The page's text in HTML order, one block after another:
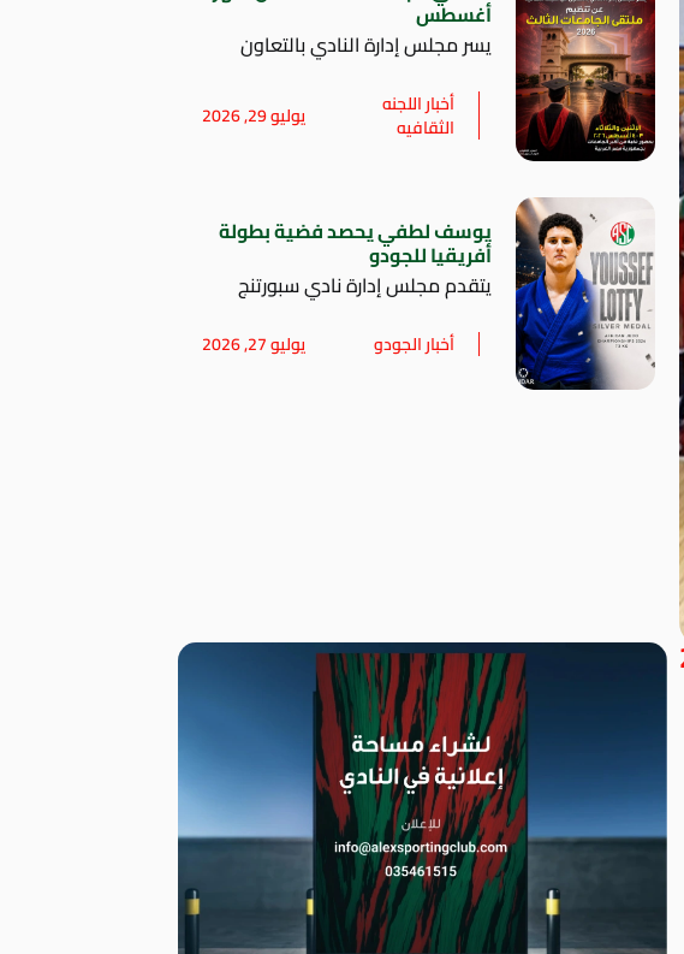
أغسطس
يسر مجلس إدارة النادي بالتعاون
أخبار اللجنه
الثقافيه يوليو 29, 2026
يوسف لطفي يحصد فضية بطولة
أفريقيا للجودو
يتقدم مجلس إدارة نادي سبورتنج
أخبار الجودو يوليو 27, 2026